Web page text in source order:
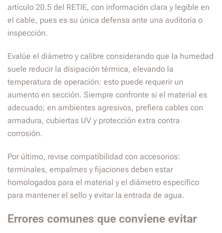
artículo 20.5 del RETIE, con información clara y legible en
el cable, pues es su única defensa ante una auditoría o
inspección.
Evalúe el diámetro y calibre considerando que la humedad
suele reducir la disipación térmica, elevando la
temperatura de operación: esto puede requerir un
aumento en sección. Siempre confronte si el material es
adecuado; en ambientes agresivos, prefiera cables con
armadura, cubiertas UV y protección extra contra
corrosión.
Por último, revise compatibilidad con accesorios:
terminales, empalmes y fijaciones deben estar
homologados para el material y el diámetro específico
para mantener el sello y evitar la entrada de agua.
Errores comunes que conviene evitar